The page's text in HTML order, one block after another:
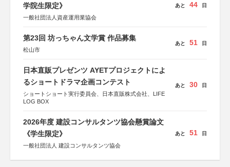
学院生限定》
一般社団法人資産運用業協会
あと 44 日
第23回 坊っちゃん文学賞 作品募集
松山市
あと 51 日
日本直販プレゼンツ AYETプロジェクトによ
るショートドラマ企画コンテスト
ショートショート実行委員会、日本直販株式会社、LIFE
LOG BOX
あと 30 日
2026年度 建設コンサルタンツ協会懸賞論文
《学生限定》
一般社団法人 建設コンサルタンツ協会
あと 51 日